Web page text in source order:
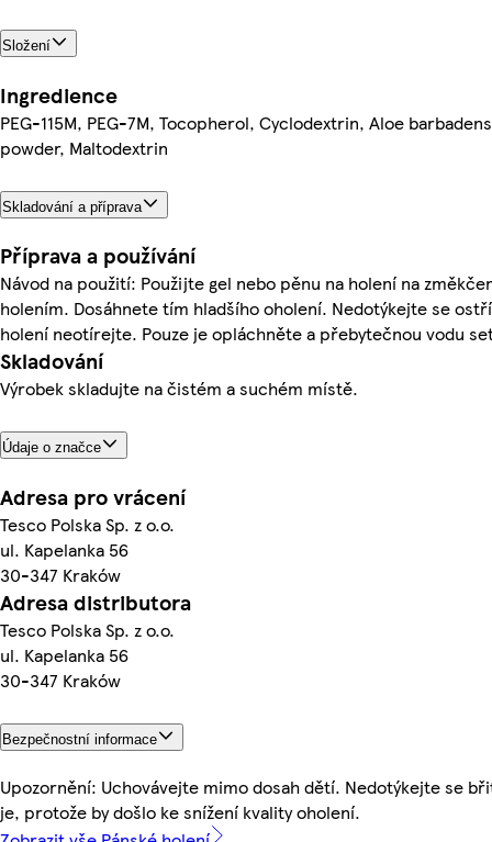
Složení
Ingredience
PEG-115M, PEG-7M, Tocopherol, Cyclodextrin, Aloe
powder, Maltodextrin
Skladování a příprava
Příprava a používání
Návod na použití: Použijte gel nebo pěnu na holení na
holením. Dosáhnete tím hladšího oholení. Nedotýkejte se
holení neotírejte. Pouze je opláchněte a přebytečnou vodu
Skladování
Výrobek skladujte na čistém a suchém místě.
Údaje o značce
Adresa pro vrácení
Tesco Polska Sp. z o.o.
ul. Kapelanka 56
30-347 Kraków
Adresa distributora
Tesco Polska Sp. z o.o.
ul. Kapelanka 56
30-347 Kraków
Bezpečnostní informace
Upozornění: Uchovávejte mimo dosah dětí. Nedotýkejte se
je, protože by došlo ke snížení kvality oholení.